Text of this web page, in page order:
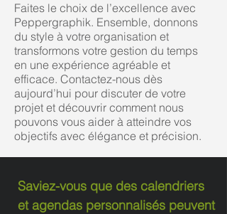
Faites le choix de l’excellence avec
Peppergraphik. Ensemble, donnons
du style à votre organisation et
transformons votre gestion du temps
en une expérience agréable et
efficace. Contactez-nous dès
aujourd’hui pour discuter de votre
projet et découvrir comment nous
pouvons vous aider à atteindre vos
objectifs avec élégance et précision.
Saviez-vous que des calendriers
et agendas personnalisés peuvent